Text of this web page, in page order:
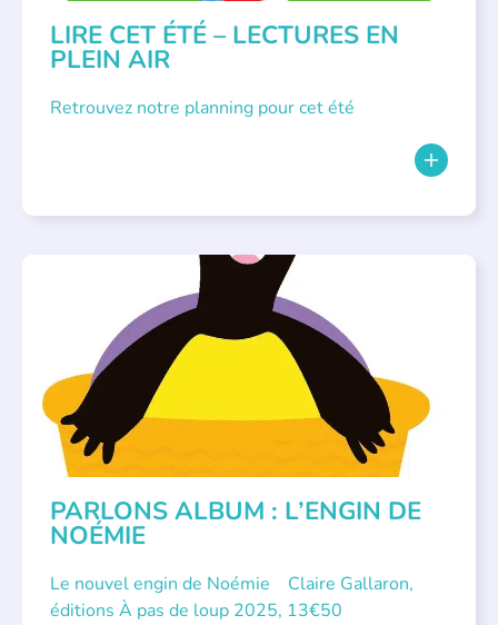
LIRE CET ÉTÉ – LECTURES EN
PLEIN AIR
Retrouvez notre planning pour cet été
PARLONS ALBUM : L’ENGIN DE
NOÉMIE
Le nouvel engin de Noémie Claire Gallaron,
éditions À pas de loup 2025, 13€50